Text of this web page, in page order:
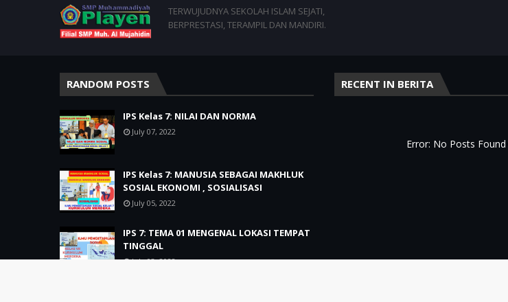
TERWUJUDNYA SEKOLAH ISLAM SEJATI,
BERPRESTASI, TERAMPIL DAN MANDIRI.
RANDOM POSTS
IPS Kelas 7: NILAI DAN NORMA
July 07, 2022
IPS Kelas 7: MANUSIA SEBAGAI MAKHLUK
SOSIAL EKONOMI , SOSIALISASI
July 05, 2022
IPS 7: TEMA 01 MENGENAL LOKASI TEMPAT
TINGGAL
July 03, 2022
RECENT IN BERITA
Error: No Posts Found